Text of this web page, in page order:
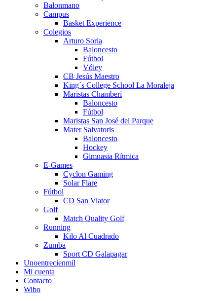
Balonmano
Campus
Basket Experience
Colegios
Arturo Soria
Baloncesto
Fútbol
Vóley
CB Jesús Maestro
King´s College School La Moraleja
Maristas Chamberí
Baloncesto
Fútbol
Maristas San José del Parque
Mater Salvatoris
Baloncesto
Hockey
Gimnasia Rítmica
E-Games
Cyclon Gaming
Solar Flare
Fútbol
CD San Viator
Golf
Match Quality Golf
Running
Kilo Al Cuadrado
Zumba
Sport CD Galapagar
Unoentrecienmil
Mi cuenta
Contacto
Wibo